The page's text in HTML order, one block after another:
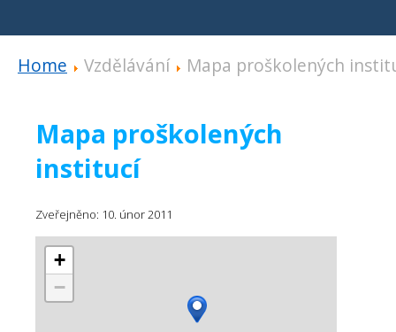
Home Vzdělávání Mapa proškolených
Mapa proškolených
institucí
Zveřejněno: 10. únor 2011